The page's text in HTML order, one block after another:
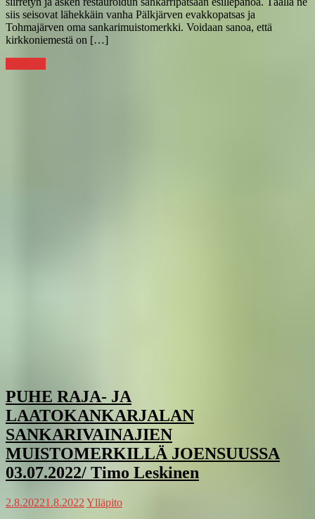
siis seisovat lähekkäin vanha Pälkjärven evakkopatsas ja
Tohmajärven oma sankarimuistomerkki. Voidaan sanoa, että
kirkkoniemestä on […]
PUHE RAJA- JA
LAATOKANKARJALAN
SANKARIVAINAJIEN
MUISTOMERKILLÄ JOENSUUSSA
03.07.2022/ Timo Leskinen
2.8.20221.8.2022 Ylläpito